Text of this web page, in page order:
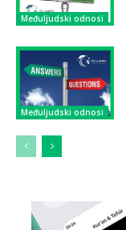
Međuljudski odnosi
Međuljudski odnosi